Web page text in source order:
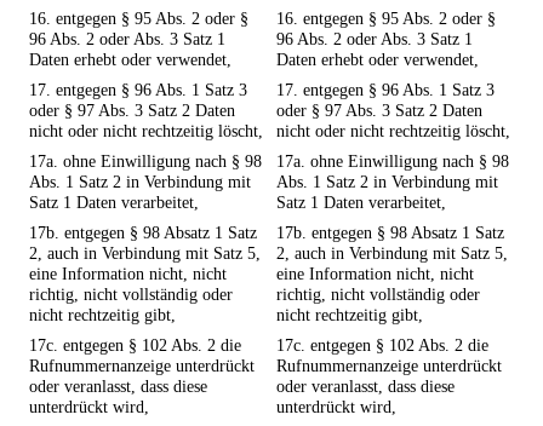
16. entgegen § 95 Abs. 2 oder §
96 Abs. 2 oder Abs. 3 Satz 1
Daten erhebt oder verwendet,
16. entgegen § 95 Abs. 2 oder §
96 Abs. 2 oder Abs. 3 Satz 1
Daten erhebt oder verwendet,
17. entgegen § 96 Abs. 1 Satz 3
oder § 97 Abs. 3 Satz 2 Daten
nicht oder nicht rechtzeitig löscht,
17. entgegen § 96 Abs. 1 Satz 3
oder § 97 Abs. 3 Satz 2 Daten
nicht oder nicht rechtzeitig löscht,
17a. ohne Einwilligung nach § 98
Abs. 1 Satz 2 in Verbindung mit
Satz 1 Daten verarbeitet,
17a. ohne Einwilligung nach § 98
Abs. 1 Satz 2 in Verbindung mit
Satz 1 Daten verarbeitet,
17b. entgegen § 98 Absatz 1 Satz
2, auch in Verbindung mit Satz 5,
eine Information nicht, nicht
richtig, nicht vollständig oder
nicht rechtzeitig gibt,
17b. entgegen § 98 Absatz 1 Satz
2, auch in Verbindung mit Satz 5,
eine Information nicht, nicht
richtig, nicht vollständig oder
nicht rechtzeitig gibt,
17c. entgegen § 102 Abs. 2 die
Rufnummernanzeige unterdrückt
oder veranlasst, dass diese
unterdrückt wird,
17c. entgegen § 102 Abs. 2 die
Rufnummernanzeige unterdrückt
oder veranlasst, dass diese
unterdrückt wird,